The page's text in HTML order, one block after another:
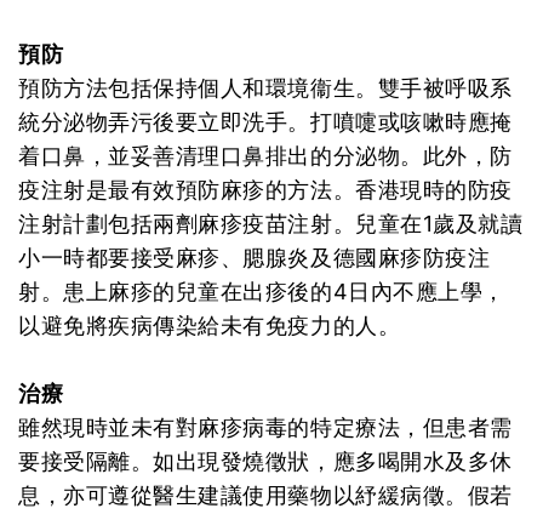
預防
預防方法包括保持個人和環境衞生。雙手被呼吸系
統分泌物弄污後要立即洗手。打噴嚏或咳嗽時應掩
着口鼻，並妥善清理口鼻排出的分泌物。此外，防
疫注射是最有效預防麻疹的方法。香港現時的防疫
注射計劃包括兩劑麻疹疫苗注射。兒童在1歲及就讀
小一時都要接受麻疹、腮腺炎及德國麻疹防疫注
射。患上麻疹的兒童在出疹後的4日內不應上學，
以避免將疾病傳染給未有免疫力的人。
治療
雖然現時並未有對麻疹病毒的特定療法，但患者需
要接受隔離。如出現發燒徵狀，應多喝開水及多休
息，亦可遵從醫生建議使用藥物以紓緩病徵。假若